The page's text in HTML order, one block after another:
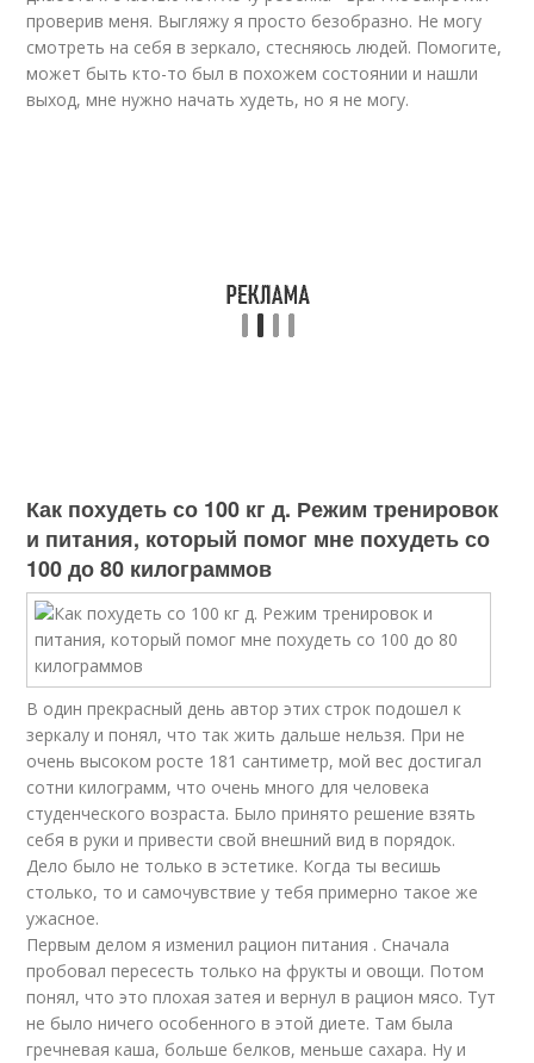
проверив меня. Выгляжу я просто безобразно. Не могу
смотреть на себя в зеркало, стесняюсь людей. Помогите,
может быть кто-то был в похожем состоянии и нашли
выход, мне нужно начать худеть, но я не могу.
Как похудеть со 100 кг д. Режим тренировок
и питания, который помог мне похудеть со
100 до 80 килограммов
В один прекрасный день автор этих строк подошел к
зеркалу и понял, что так жить дальше нельзя. При не
очень высоком росте 181 сантиметр, мой вес достигал
сотни килограмм, что очень много для человека
студенческого возраста. Было принято решение взять
себя в руки и привести свой внешний вид в порядок.
Дело было не только в эстетике. Когда ты весишь
столько, то и самочувствие у тебя примерно такое же
ужасное.
Первым делом я изменил рацион питания . Сначала
пробовал пересесть только на фрукты и овощи. Потом
понял, что это плохая затея и вернул в рацион мясо. Тут
не было ничего особенного в этой диете. Там была
гречневая каша, больше белков, меньше сахара. Ну и